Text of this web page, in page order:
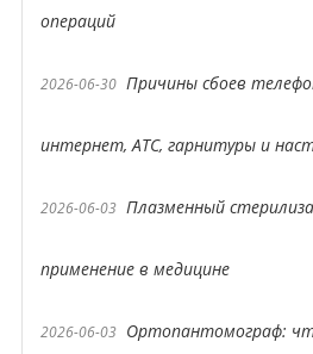
операций
2026-06-30 Причины сбоев
интернет, АТС, гарнитуры и
2026-06-03 Плазменный
применение в медицине
2026-06-03 Ортопантомограф: